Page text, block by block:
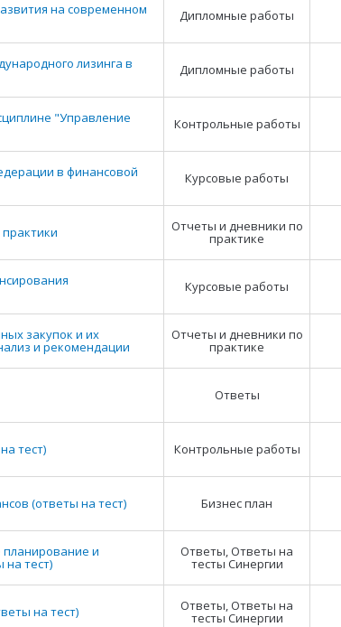
на современном Дипломные работы
лизинга в Дипломные работы
"Управление Контрольные работы
в финансовой Курсовые работы
Отчеты и дневники по
практике
Курсовые работы
закупок и их
и рекомендации
Отчеты и дневники по
практике
Ответы
тест) Контрольные работы
(ответы на тест) Бизнес план
и
тест)
Ответы, Ответы на
тесты Синергии
на тест) Ответы, Ответы на
тесты Синергии